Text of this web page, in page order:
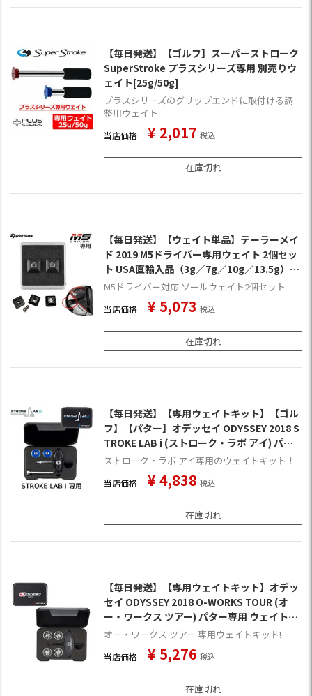
【毎日発送】【ゴルフ】スーパーストローク
SuperStroke プラスシリーズ専用 別売りウ
ェイト[25g/50g]
プラスシリーズのグリップエンドに取付ける調
整用ウェイト
当店価格 ¥ 2,017 税込
在庫切れ
【毎日発送】【ウェイト単品】テーラーメイ
ド 2019 M5ドライバー専用ウェイト 2個セッ
ト USA直輸入品（3g／7g／10g／13.5g）
【アジャスタブルウエイト】
M5ドライバー対応 ソールウェイト2個セット
当店価格 ¥5,073 税込
在庫切れ
【毎日発送】【専用ウェイトキット】【ゴル
フ】【パター】オデッセイ ODYSSEY 2018 S
TROKE LAB i (ストローク・ラボ アイ) パタ
ー専用 ウェイトキット [3017301](日本正規
ストローク・ラボ アイ専用のウェイトキット！
当店価格 ¥4,838 税込
在庫切れ
【毎日発送】【専用ウェイトキット】オデッ
セイ ODYSSEY 2018 O-WORKS TOUR (オ
ー・ワークス ツアー) パター専用 ウェイトキ
ット [R-BALL以外のモデル専用](日本正規
オー・ワークス ツアー 専用ウェイトキット!
当店価格 ¥5,276 税込
在庫切れ